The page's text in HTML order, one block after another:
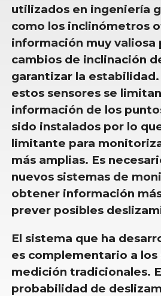
utilizados en ingeniería
como los inclinómetros
información muy valiosa
cambios de inclinación
garantizar la
estos sensores se
información de los
sido instalados por lo
limitante para
más amplias. Es
nuevos sistemas de
obtener información
prever posibles
El sistema que ha
es complementario a los
medición tradicionales.
probabilidad de